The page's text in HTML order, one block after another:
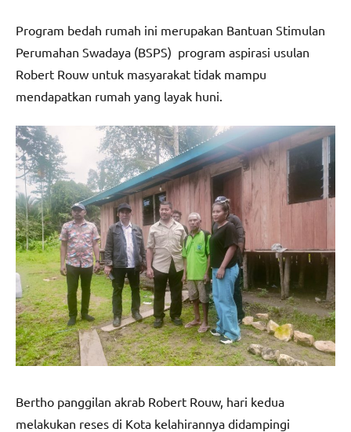
Program bedah rumah ini merupakan Bantuan Stimulan
Perumahan Swadaya (BSPS) program aspirasi usulan
Robert Rouw untuk masyarakat tidak mampu
mendapatkan rumah yang layak huni.
Bertho panggilan akrab Robert Rouw, hari kedua
melakukan reses di Kota kelahirannya didampingi